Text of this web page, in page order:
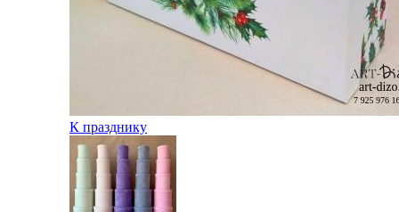
К празднику